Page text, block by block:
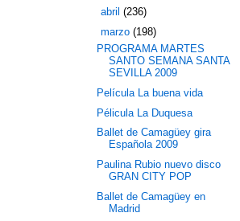
abril (236)
marzo (198)
PROGRAMA MARTES
SANTO SEMANA SANTA
SEVILLA 2009
Película La buena vida
Pélicula La Duquesa
Ballet de Camagüey gira
Española 2009
Paulina Rubio nuevo disco
GRAN CITY POP
Ballet de Camagüey en
Madrid